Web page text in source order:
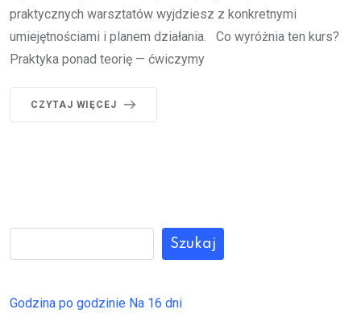
praktycznych warsztatów wyjdziesz z konkretnymi
umiejętnościami i planem działania. Co wyróżnia ten kurs?
Praktyka ponad teorię — ćwiczymy
CZYTAJ WIĘCEJ
Szukaj
Godzina po godzinie Na 16 dni